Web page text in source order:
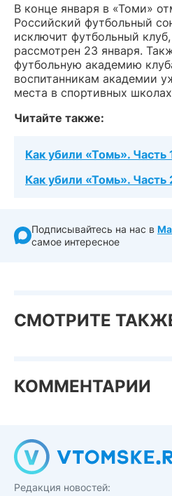
В конце января в «Томи»
Российский футбольный
исключит футбольный
рассмотрен 23 января.
футбольную академию
воспитанникам академии
места в спортивных
Читайте также:
Как убили «Томь». Часть
Как убили «Томь». Часть
Подписывайтесь на нас в
самое интересное
СМОТРИТЕ
КОММЕНТАРИИ
Редакция новостей: